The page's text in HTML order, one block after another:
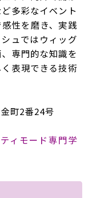
多彩なイベント
性を磨き、実践
ュではウィッグ
専門的な知識を
表現できる技術
町2番24号
ィモード専門学